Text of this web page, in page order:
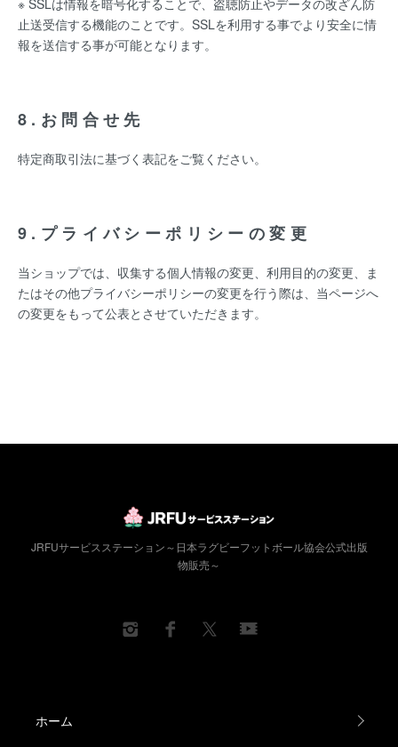
※ SSLは情報を暗号化することで、盗聴防止やデータの改ざん防
止送受信する機能のことです。SSLを利用する事でより安全に情
報を送信する事が可能となります。
8.お問合せ先
特定商取引法に基づく表記をご覧ください。
9.プライバシーポリシーの変更
当ショップでは、収集する個人情報の変更、利用目的の変更、ま
たはその他プライバシーポリシーの変更を行う際は、当ページへ
の変更をもって公表とさせていただきます。
JRFUサービスステーション～日本ラグビーフットボール協会公式出版
物販売～
ホーム